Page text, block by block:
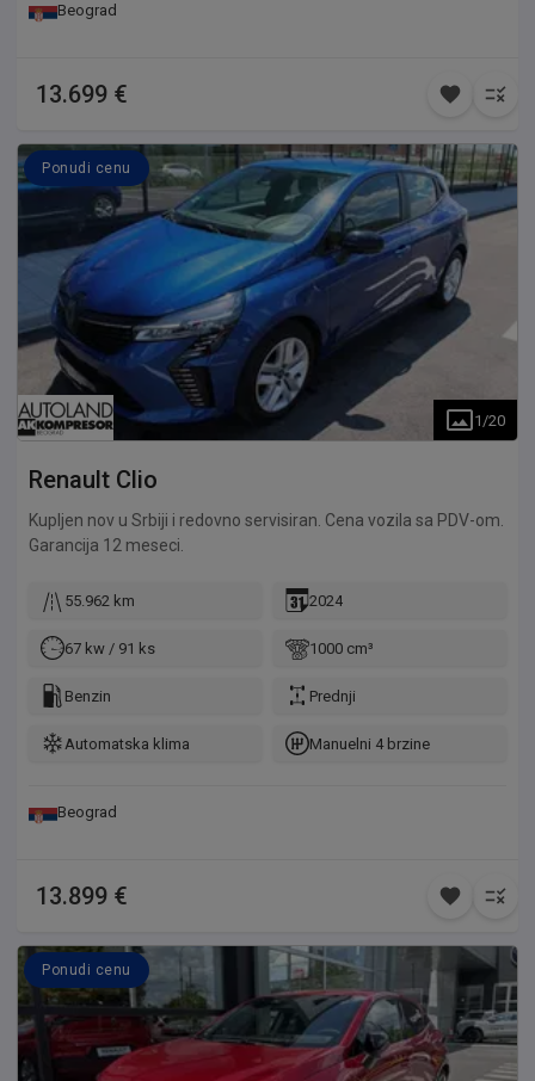
Beograd
13.699 €
Ponudi cenu
1 /20
Renault Clio
Kupljen nov u Srbiji i redovno servisiran. Cena vozila sa PDV-om.
Garancija 12 meseci.
55.962 km 2024
67 kw / 91 ks 1000 cm³
Benzin Prednji
Automatska klima Manuelni 4 brzine
Beograd
13.899 €
Ponudi cenu